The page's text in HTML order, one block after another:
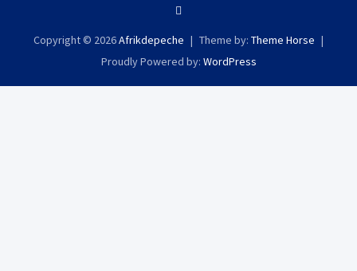
Copyright © 2026Afrikdepeche Theme by: Theme Horse
Proudly Powered by: WordPress